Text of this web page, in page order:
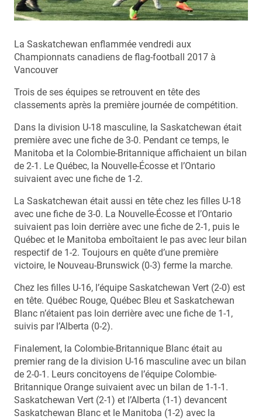
La Saskatchewan enflammée vendredi aux
Championnats canadiens de flag-football 2017 à
Vancouver
Trois de ses équipes se retrouvent en tête des
classements après la première journée de compétition.
Dans la division U-18 masculine, la Saskatchewan était
première avec une fiche de 3-0. Pendant ce temps, le
Manitoba et la Colombie-Britannique affichaient un bilan
de 2-1. Le Québec, la Nouvelle-Écosse et l’Ontario
suivaient avec une fiche de 1-2.
La Saskatchewan était aussi en tête chez les filles U-18
avec une fiche de 3-0. La Nouvelle-Écosse et l’Ontario
suivaient pas loin derrière avec une fiche de 2-1, puis le
Québec et le Manitoba emboîtaient le pas avec leur bilan
respectif de 1-2. Toujours en quête d’une première
victoire, le Nouveau-Brunswick (0-3) ferme la marche.
Chez les filles U-16, l’équipe Saskatchewan Vert (2-0) est
en tête. Québec Rouge, Québec Bleu et Saskatchewan
Blanc n’étaient pas loin derrière avec une fiche de 1-1,
suivis par l’Alberta (0-2).
Finalement, la Colombie-Britannique Blanc était au
premier rang de la division U-16 masculine avec un bilan
de 2-0-1. Leurs concitoyens de l’équipe Colombie-
Britannique Orange suivaient avec un bilan de 1-1-1.
Saskatchewan Vert (2-1) et l’Alberta (1-1) devancent
Saskatchewan Blanc et le Manitoba (1-2) avec la